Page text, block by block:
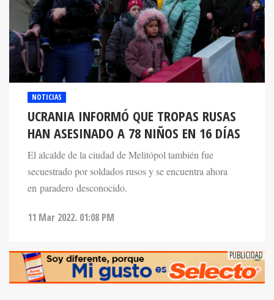
NOTICIAS
UCRANIA INFORMÓ QUE TROPAS RUSAS
HAN ASESINADO A 78 NIÑOS EN 16 DÍAS
El alcalde de la ciudad de Melitópol también fue
secuestrado por soldados rusos y se encuentra ahora
en paradero desconocido.